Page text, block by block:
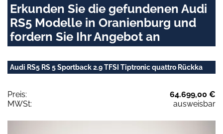
Erkunden Sie die gefundenen Audi
RS5 Modelle in Oranienburg und
fordern Sie Ihr Angebot an
Audi RS5 RS 5 Sportback 2.9 TFSI Tiptronic quattro Rückka
Preis:
64.699,00 €
MWSt:
ausweisbar